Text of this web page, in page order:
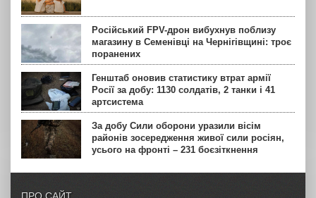
Російський FPV-дрон вибухнув поблизу
магазину в Семенівці на Чернігівщині: троє
поранених
Генштаб оновив статистику втрат армії
Росії за добу: 1130 солдатів, 2 танки і 41
артсистема
За добу Сили оборони уразили вісім
районів зосередження живої сили росіян,
усього на фронті – 231 боєзіткнення
ПРО САЙТ